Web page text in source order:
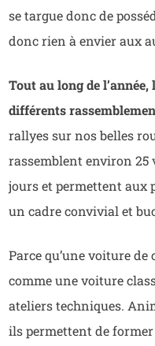
se targue donc de
donc rien à envier aux
Tout au long de l’année,
différents
rallyes sur nos belles
rassemblent environ 25
jours et permettent aux
un cadre convivial et
Parce qu’une voiture
comme une voiture
ateliers techniques.
ils permettent de